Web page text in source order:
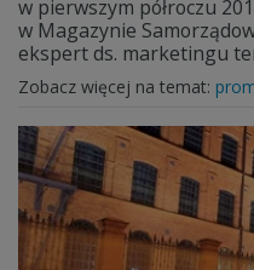
w pierwszym półroczu
w Magazynie
ekspert ds. marketingu
Zobacz więcej na temat: